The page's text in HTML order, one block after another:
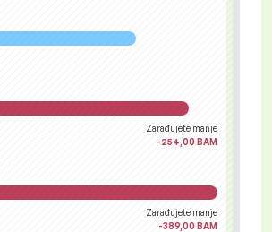
Zarađujete manje
-254,00 BAM
Zarađujete manje
-389,00 BAM